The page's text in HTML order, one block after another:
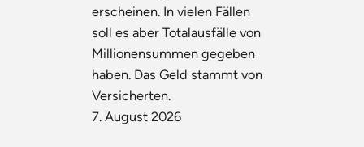
erscheinen. In vielen Fällen
soll es aber Totalausfälle von
Millionensummen gegeben
haben. Das Geld stammt von
Versicherten.
7. August 2026